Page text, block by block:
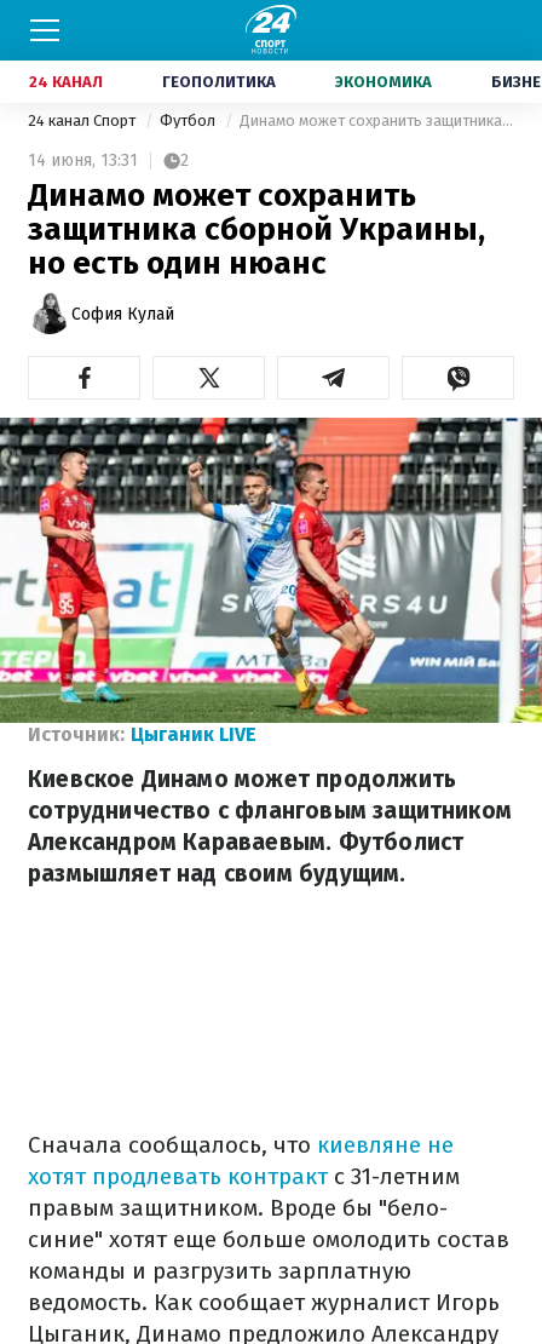
24 КАНАЛ ГЕОПОЛИТИКА ЭКОНОМИКА
24 канал Спорт Футбол Динамо может сохранить защитника сборной Украины, но есть один нюанс
14 июня, 13:31 2
Динамо может сохранить
защитника сборной Украины,
но есть один нюанс
София Кулай
Источник: Цыганик LIVE
Киевское Динамо может продолжить
сотрудничество с фланговым защитником
Александром Караваевым. Футболист
размышляет над своим будущим.
Сначала сообщалось, что киевляне не
хотят продлевать контрактс 31-летним
правым защитником. Вроде бы "бело-
синие" хотят еще больше омолодить состав
команды и разгрузить зарплатную
ведомость. Как сообщает журналист Игорь
Цыганик, Динамо предложило Александру